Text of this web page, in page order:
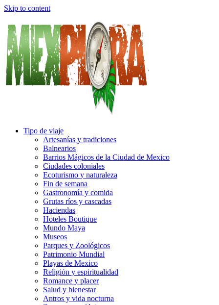
Skip to content
Tipo de viaje
Artesanías y tradiciones
Balnearios
Barrios Mágicos de la Ciudad de Mexico
Ciudades coloniales
Ecoturismo y naturaleza
Fin de semana
Gastronomía y comida
Grutas ríos y cascadas
Haciendas
Hoteles Boutique
Mundo Maya
Museos
Parques y Zoológicos
Patrimonio Mundial
Playas de Mexico
Religión y espiritualidad
Romance y placer
Salud y bienestar
Antros y vida nocturna